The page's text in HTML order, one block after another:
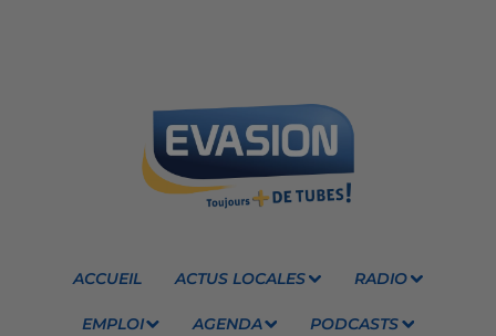
ACCUEIL ACTUS LOCALES RADIO
EMPLOI AGENDA PODCASTS